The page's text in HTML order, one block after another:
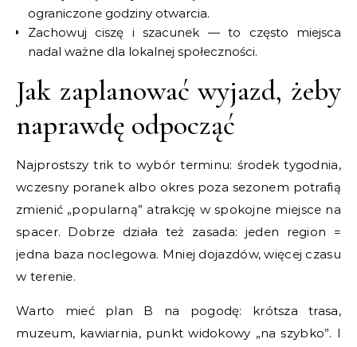
ograniczone godziny otwarcia.
Zachowuj ciszę i szacunek — to często miejsca
nadal ważne dla lokalnej społeczności.
Jak zaplanować wyjazd, żeby
naprawdę odpocząć
Najprostszy trik to wybór terminu: środek tygodnia,
wczesny poranek albo okres poza sezonem potrafią
zmienić „popularną” atrakcję w spokojne miejsce na
spacer. Dobrze działa też zasada: jeden region =
jedna baza noclegowa. Mniej dojazdów, więcej czasu
w terenie.
Warto mieć plan B na pogodę: krótsza trasa,
muzeum, kawiarnia, punkt widokowy „na szybko”. I